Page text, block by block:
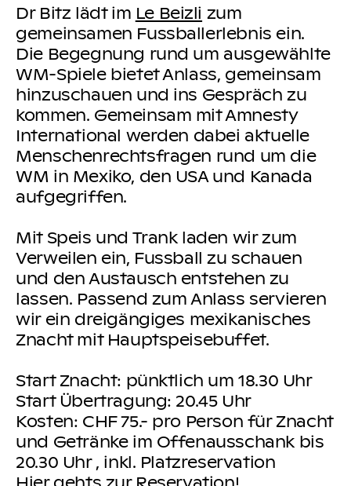
Dr Bitz lädt im Le Beizli zum
gemeinsamen Fussballerlebnis ein.
Die Begegnung rund um ausgewählte
WM-Spiele bietet Anlass, gemeinsam
hinzuschauen und ins Gespräch zu
kommen. Gemeinsam mit Amnesty
International werden dabei aktuelle
Menschenrechtsfragen rund um die
WM in Mexiko, den USA und Kanada
aufgegriffen.
Mit Speis und Trank laden wir zum
Verweilen ein, Fussball zu schauen
und den Austausch entstehen zu
lassen. Passend zum Anlass servieren
wir ein dreigängiges mexikanisches
Znacht mit Hauptspeisebuffet.
Start Znacht: pünktlich um 18.30 Uhr
Start Übertragung: 20.45 Uhr
Kosten: CHF 75.- pro Person für Znacht
und Getränke im Offenausschank bis
20.30 Uhr , inkl. Platzreservation